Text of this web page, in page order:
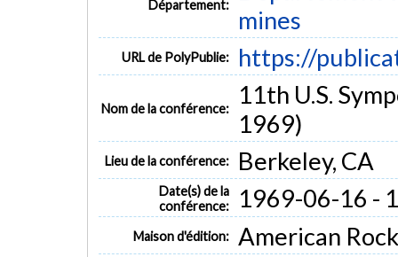
Département:
mines
URL de PolyPublie: https://
Nom de la conférence:
11th U.S.
1969)
Lieu de la conférence: Berkeley, CA
Date(s) de la
conférence:
1969-06-16 -
Maison d'édition: American